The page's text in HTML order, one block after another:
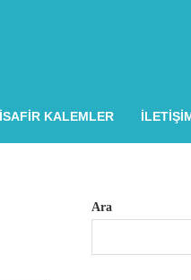
KALEMLER
Ara